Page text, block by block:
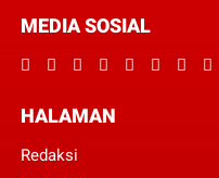
MEDIA SOSIAL
HALAMAN
Redaksi